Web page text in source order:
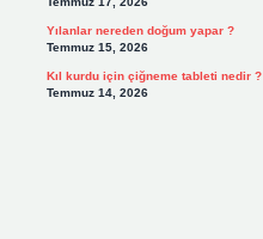
Yılanlar nereden doğum yapar ?
Temmuz 15, 2026
Kıl kurdu için çiğneme tableti nedir ?
Temmuz 14, 2026